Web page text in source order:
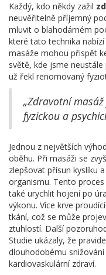
Každý, kdo někdy zažil
neuvěřitelně příjemný
mluvit o blahodárném
které tato technika
masáže mohou přispět
světě, kde jsme
už řekl renomovaný
„Zdravotní
fyzickou a
Jednou z největších
oběhu. Při masáži se
zlepšovat přísun kyslíku
organismu. Tento
také urychlit hojení po
výkonu. Více krve
tkání, což se může
ztuhlostí. Další
Studie ukázaly, že
dlouhodobému
kardiovaskulární zdraví.